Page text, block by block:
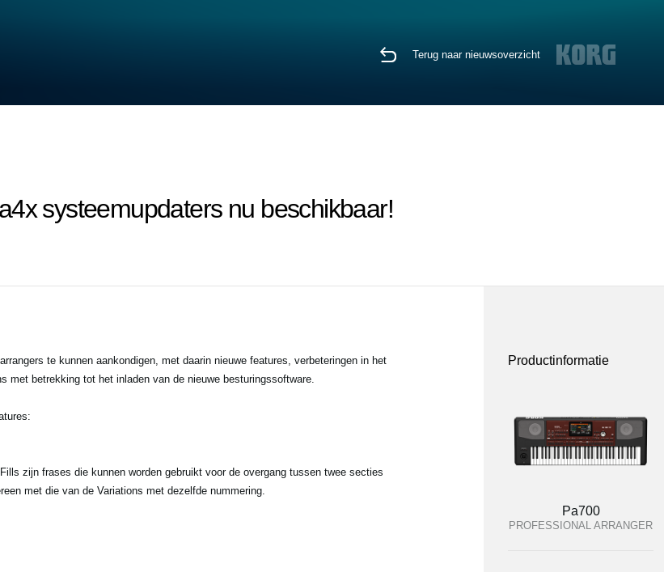
Terug naar nieuwsoverzicht
systeemupdaters nu beschikbaar!
te kunnen aankondigen, met daarin nieuwe features, verbeteringen in het
met betrekking tot het inladen van de nieuwe besturingssoftware.
zijn frases die kunnen worden gebruikt voor de overgang tussen twee secties
met die van de Variations met dezelfde nummering.
Productinformatie
Pa700
PROFESSIONAL ARRANGER